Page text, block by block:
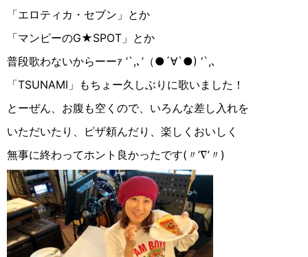
「エロティカ・セブン」とか
「マンピーのG★SPOT」とか
普段歌わないからーーｧ ‘`,､’（●´∀︎`●︎) ‘`,､
「TSUNAMI」もちょー久しぶりに歌いました！
とーぜん、お腹も空くので、いろんな差し入れを
いただいたり、ピザ頼んだり、楽しくおいしく
無事に終わってホント良かったです(〃’∇︎’〃)